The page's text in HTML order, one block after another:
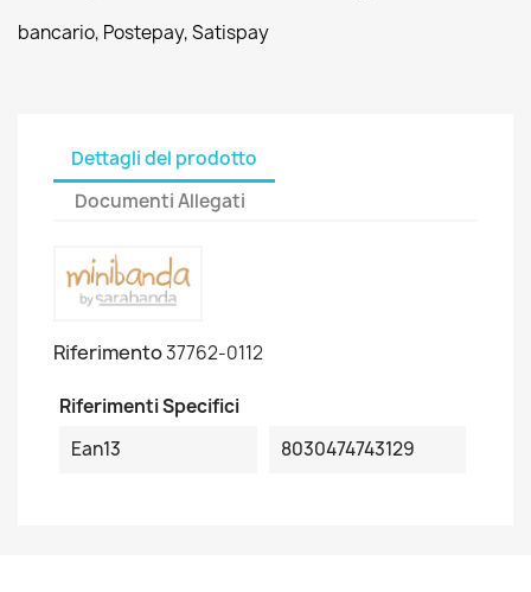
bancario, Postepay, Satispay
Dettagli del prodotto
Documenti Allegati
Riferimento37762-0112
Riferimenti Specifici
Ean13
8030474743129